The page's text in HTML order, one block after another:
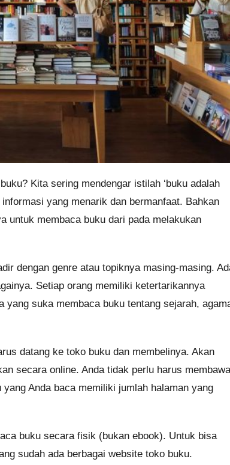
Kita sering mendengar istilah ‘buku adalah
yang menarik dan bermanfaat. Bahkan
untuk membaca buku dari pada melakukan
dengan genre atau topiknya masing-masing.
Setiap orang memiliki ketertarikannya
suka membaca buku tentang sejarah,
datang ke toko buku dan membelinya. Akan
secara online. Anda tidak perlu harus membawa
Anda baca memiliki jumlah halaman yang
buku secara fisik (bukan ebook). Untuk bisa
sudah ada berbagai website toko buku.